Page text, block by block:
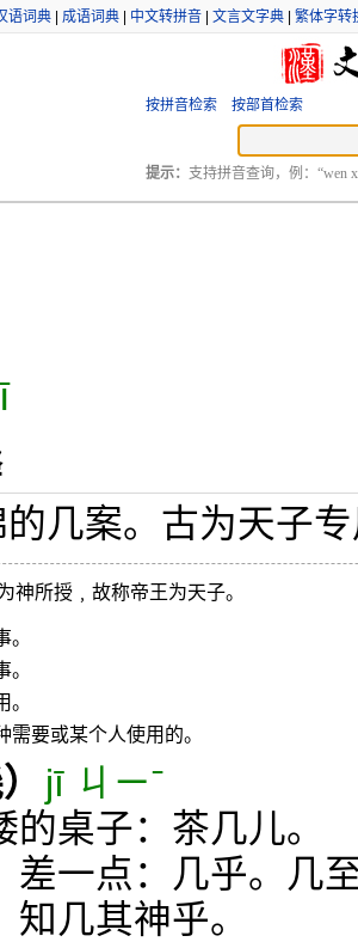
语词典 成语词典 中文转拼音 文言文字典 繁体字转
按拼音检索 按部首检索
提示： 支持拼音查询，例：“wen
几案。古为天子
神所授﹐故称帝王为天子。
。
。
。
需要或某个人使用的。
jī ㄐㄧˉ
桌子：茶几儿。
一点：几乎。几
几其神乎。